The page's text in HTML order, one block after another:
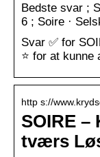
Bedste svar ;
6 ; Soire ·
Svar ✅ for
⭐ for at
http s://
SOIRE
tværs